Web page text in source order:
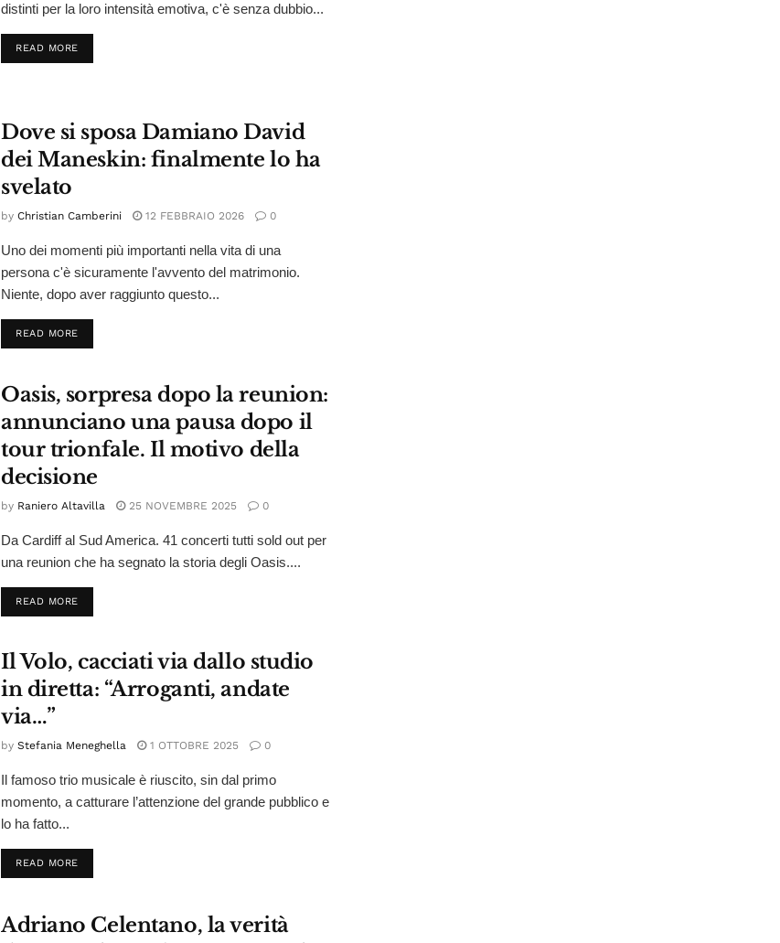
distinti per la loro intensità emotiva, c'è senza dubbio...
READ MOREDETAILS
Dove si sposa Damiano David
dei Maneskin: finalmente lo ha
svelato
by Christian Camberini 12 FEBBRAIO 2026 0
Uno dei momenti più importanti nella vita di una
persona c'è sicuramente l'avvento del matrimonio.
Niente, dopo aver raggiunto questo...
READ MOREDETAILS
Oasis, sorpresa dopo la reunion:
annunciano una pausa dopo il
tour trionfale. Il motivo della
decisione
by Raniero Altavilla 25 NOVEMBRE 2025 0
Da Cardiff al Sud America. 41 concerti tutti sold out per
una reunion che ha segnato la storia degli Oasis....
READ MOREDETAILS
Il Volo, cacciati via dallo studio
in diretta: “Arroganti, andate
via…”
by Stefania Meneghella 1 OTTOBRE 2025 0
Il famoso trio musicale è riuscito, sin dal primo
momento, a catturare l’attenzione del grande pubblico e
lo ha fatto...
READ MOREDETAILS
Adriano Celentano, la verità